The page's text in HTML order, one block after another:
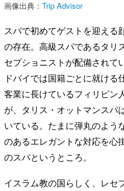
画像出典： Trip Advisor
スパで初めてゲストを迎える
の存在。高級スパであるタリ
セプショニストが配備されてい
ドバイでは国籍ごとに就け
客業に長けているフィリピン
が、タリス・オットマンスパ
いている。たまに弾丸のよう
のあるエレガントな対応を心
のスパというところ。
イスラム教の国らしく、レセ